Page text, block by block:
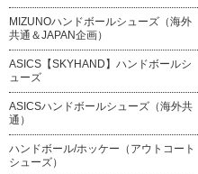
MIZUNOハンドボールシューズ（海外
共通＆JAPAN企画）
ASICS【SKYHAND】ハンドボールシ
ューズ
ASICSハンドボールシューズ（海外共
通）
ハンドボール/ホッケー（アウトコート
シューズ）